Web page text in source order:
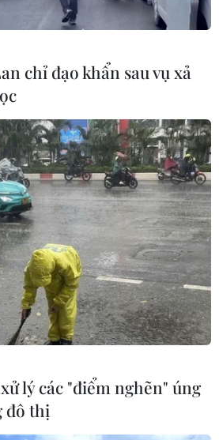
chỉ đạo khẩn sau vụ xả
lý các "điểm nghẽn" úng
đô thị